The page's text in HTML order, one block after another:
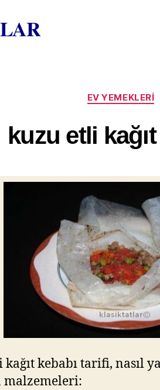
EV YEMEKLERI
kuzu etli
kebabı tarifi, nasıl
malzemeleri: